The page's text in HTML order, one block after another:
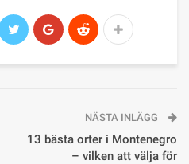
NÄSTA INLÄGG
13 bästa orter i Montenegro
– vilken att välja för